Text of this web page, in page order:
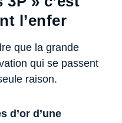
l’enfer
que la grande
qui se passent
raison.
d’or d’une